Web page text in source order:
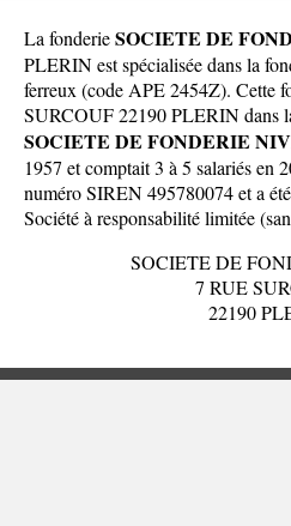
La fonderieSOCIETE DE
PLERIN est spécialisée dans la
ferreux (code APE 2454Z). Cette
SURCOUF 22190 PLERIN dans
SOCIETE DE FONDERIE
1957 et comptait 3 à 5 salariés en
numéro SIREN 495780074 et a
Société à responsabilité limitée
SOCIETE DE
7 RUE
22190